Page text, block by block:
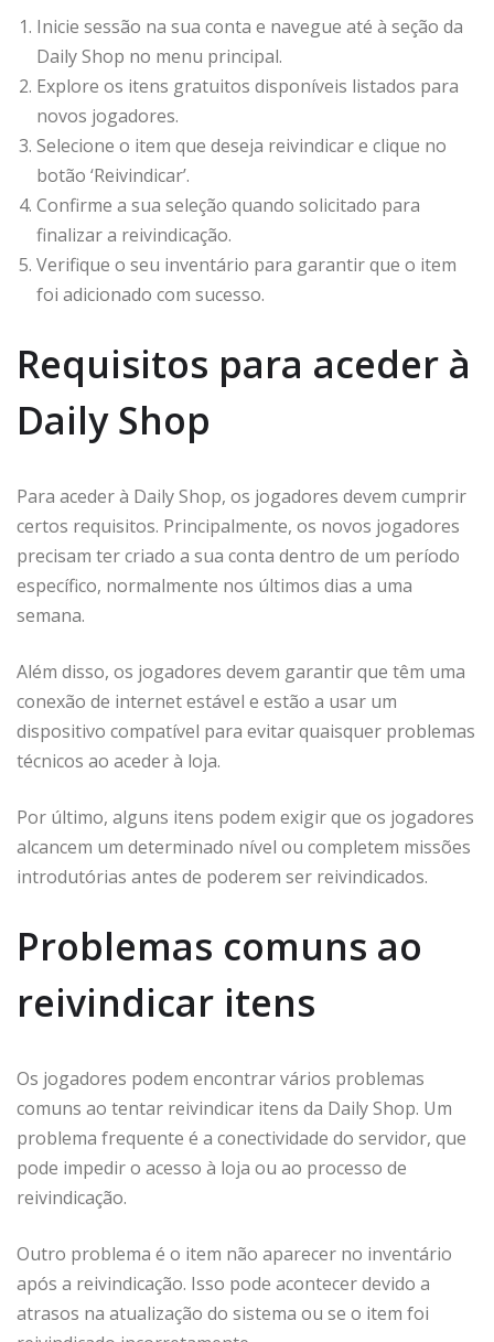
Inicie sessão na sua conta e navegue até à seção da
Daily Shop no menu principal.
Explore os itens gratuitos disponíveis listados para
novos jogadores.
Selecione o item que deseja reivindicar e clique no
botão ‘Reivindicar’.
Confirme a sua seleção quando solicitado para
finalizar a reivindicação.
Verifique o seu inventário para garantir que o item
foi adicionado com sucesso.
Requisitos para aceder à
Daily Shop
Para aceder à Daily Shop, os jogadores devem cumprir
certos requisitos. Principalmente, os novos jogadores
precisam ter criado a sua conta dentro de um período
específico, normalmente nos últimos dias a uma
semana.
Além disso, os jogadores devem garantir que têm uma
conexão de internet estável e estão a usar um
dispositivo compatível para evitar quaisquer problemas
técnicos ao aceder à loja.
Por último, alguns itens podem exigir que os jogadores
alcancem um determinado nível ou completem missões
introdutórias antes de poderem ser reivindicados.
Problemas comuns ao
reivindicar itens
Os jogadores podem encontrar vários problemas
comuns ao tentar reivindicar itens da Daily Shop. Um
problema frequente é a conectividade do servidor, que
pode impedir o acesso à loja ou ao processo de
reivindicação.
Outro problema é o item não aparecer no inventário
após a reivindicação. Isso pode acontecer devido a
atrasos na atualização do sistema ou se o item foi